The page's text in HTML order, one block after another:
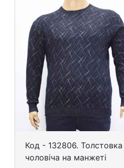
Код - 132806. Толстовка
чоловіча на манжеті